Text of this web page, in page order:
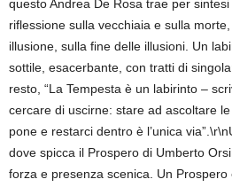
questo Andrea De Rosa trae per
riflessione sulla vecchiaia e sulla
illusione, sulla fine delle illusioni. Un
sottile, esacerbante, con tratti di
resto, “La Tempesta è un labirinto –
cercare di uscirne: stare ad ascoltare
pone e restarci dentro è l’unica
dove spicca il Prospero di Umberto
forza e presenza scenica. Un Prospero